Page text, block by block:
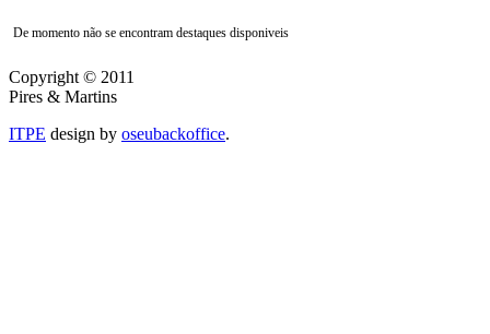
De momento não se encontram destaques disponiveis
Copyright © 2011
Pires & Martins
ITPE design by oseubackoffice.